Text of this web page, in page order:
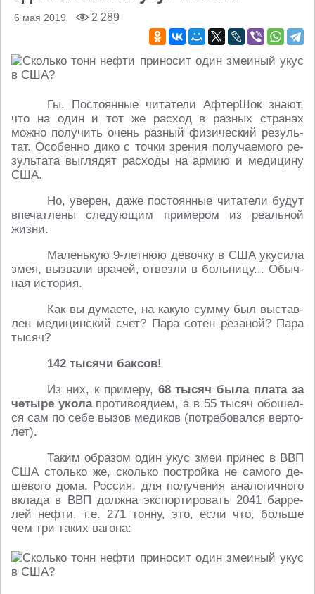
6 мая 2019 2 289
Гы. По­сто­ян­ные чи­та­те­ли Аф­тер­Шок знают,
что на один и тот же расход в разных стра­нах
можно по­лу­чить очень разный фи­зи­че­ский ре­зуль­
тат. Осо­бен­но дико с точки зрения по­лу­ча­е­мо­го ре­
зуль­та­та вы­гля­дят рас­хо­ды на армию и ме­ди­ци­ну
США.
Но, уверен, даже по­сто­ян­ные чи­та­те­ли будут
впе­чат­ле­ны сле­ду­ю­щим при­ме­ром из ре­аль­ной
жизни.
Ма­лень­кую 9-летнюю де­воч­ку в США уку­си­ла
змея, вы­зва­ли врачей, от­вез­ли в боль­ни­цу... Обыч­
ная ис­то­рия.
Как вы ду­ма­е­те, на какую сумму был вы­став­
лен ме­ди­цин­ский счет? Пара сотен ре­за­ной? Пара
тысяч?
142 тысячи баксов!
Из них, к при­ме­ру, 68 тысяч была плата за
четыре уколапро­ти­во­яди­ем, а в 55 тысяч обо­шел­
ся сам по себе вызов ме­ди­ков (по­тре­бо­вал­ся вер­то­
лет).
Таким об­ра­зом один укус змеи принес в ВВП
США столь­ко же, сколь­ко по­строй­ка не самого де­
ше­во­го дома. Россия, для по­лу­че­ния ана­ло­гич­но­го
вклада в ВВП должна экс­пор­ти­ро­вать 2041 бар­ре­
лей нефти, т.е. 271 тонну, это, если что, больше
чем три таких вагона: